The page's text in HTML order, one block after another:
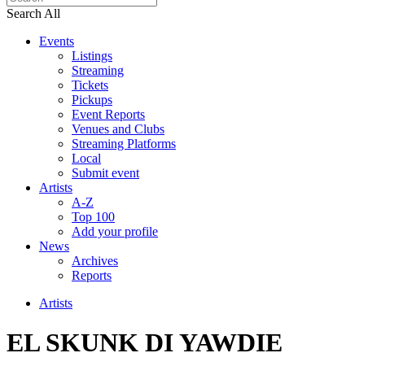
Search All
Events
Listings
Streaming
Tickets
Pickups
Event Reports
Venues and Clubs
Streaming Platforms
Local
Submit event
Artists
A-Z
Top 100
Add your profile
News
Archives
Reports
Artists
EL SKUNK DI YAWDIE